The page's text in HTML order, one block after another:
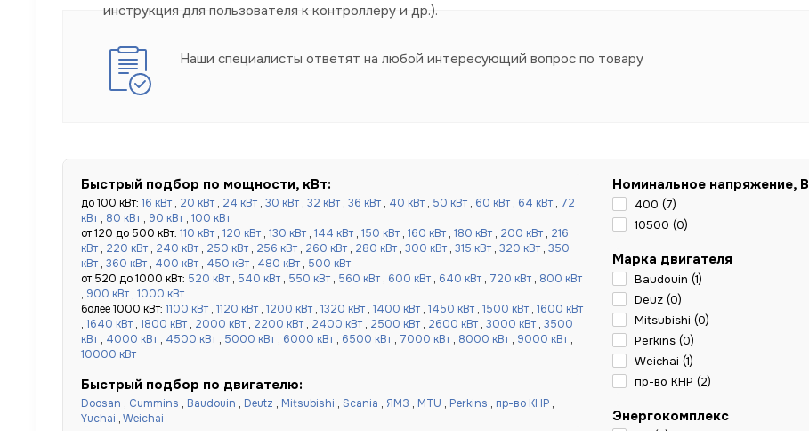
инструкция для пользователя к контроллеру и др.).
Наши специалисты ответят на любой интересующий вопрос по товару
Быстрый подбор по мощности, кВт:
до 100 кВт: 16 кВт , 20 кВт , 24 кВт , 30 кВт , 32 кВт , 36 кВт , 40 кВт , 50 кВт , 60 кВт , 64 кВт , 72
кВт , 80 кВт , 90 кВт , 100 кВт
от 120 до 500 кВт: 110 кВт , 120 кВт , 130 кВт , 144 кВт , 150 кВт , 160 кВт , 180 кВт , 200 кВт , 216
кВт , 220 кВт , 240 кВт , 250 кВт , 256 кВт , 260 кВт , 280 кВт , 300 кВт , 315 кВт , 320 кВт , 350
кВт , 360 кВт , 400 кВт , 450 кВт , 480 кВт , 500 кВт
от 520 до 1000 кВт: 520 кВт , 540 кВт , 550 кВт , 560 кВт , 600 кВт , 640 кВт , 720 кВт , 800 кВт
, 900 кВт , 1000 кВт
более 1000 кВт: 1100 кВт , 1120 кВт , 1200 кВт , 1320 кВт , 1400 кВт , 1450 кВт , 1500 кВт , 1600 кВт
, 1640 кВт , 1800 кВт , 2000 кВт , 2200 кВт , 2400 кВт , 2500 кВт , 2600 кВт , 3000 кВт , 3500
кВт , 4000 кВт , 4500 кВт , 5000 кВт , 6000 кВт , 6500 кВт , 7000 кВт , 8000 кВт , 9000 кВт ,
10000 кВт
Быстрый подбор по двигателю:
Doosan , Cummins , Baudouin , Deutz , Mitsubishi , Scania , ЯМЗ , MTU , Perkins , пр-во КНР ,
Yuchai ,Weichai
Номинальное напряжение, В
400 (7)
10500 (0)
Марка двигателя
Baudouin (1)
Deuz (0)
Mitsubishi (0)
Perkins (0)
Weichai (1)
пр-во КНР (2)
Энергокомплекс